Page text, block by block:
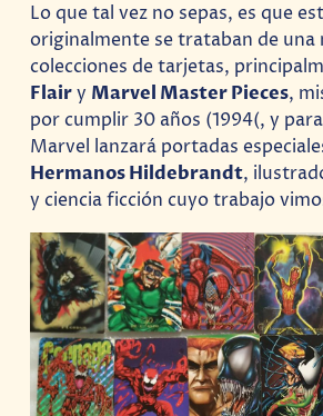
Lo que tal vez no sepas, es que
originalmente se trataban de una
colecciones de tarjetas,
Flairy Marvel Master Pieces,
por cumplir 30 años (1994(, y
Marvel lanzará portadas
Hermanos Hildebrandt,
y ciencia ficción cuyo trabajo